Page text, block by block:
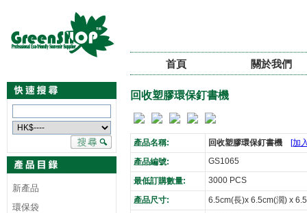
首頁 關於我們
新產品
環保袋
回收塑膠環保釘書機
產品名稱: 回收塑膠環保釘書機
[加
產品編號:
GS1065
最低訂購數量: 3000 PCS
產品尺寸:
6.5cm(長)x 6.5cm(濶) x